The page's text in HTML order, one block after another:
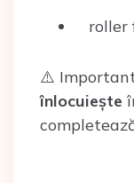
roller
⚠️
înlocuiește